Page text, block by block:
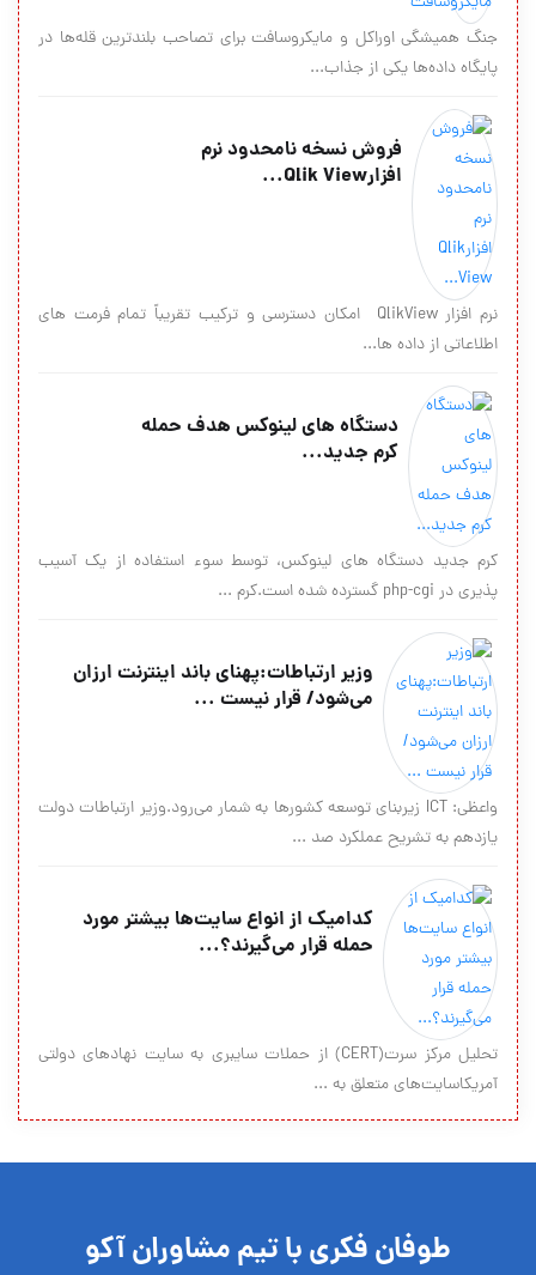
جنگ همیشگی اوراکل و مایکروسافت برای تصاحب بلندترین قله‌ها در
پایگاه داده‌ها یکی از جذاب...
فروش نسخه نامحدود نرم
افزارQlik View...
نرم افزار QlikView امکان دسترسی و ترکیب تقریباً تمام فرمت های
اطلاعاتی از داده ها...
دستگاه های لینوكس هدف حمله
كرم جدید...
كرم جدید دستگاه های لینوكس، توسط سوء استفاده از یك آسیب
پذیری در php-cgi گسترده شده است.كرم ...
وزیر ارتباطات:پهنای باند اینترنت ارزان
می‌شود/ قرار نیست ...
واعظی: ICT زیربنای توسعه کشورها به شمار می‌رود.وزیر ارتباطات دولت
یازدهم به تشریح عملکرد صد ...
کدامیک از انواع سایت‌ها بیشتر مورد
حمله قرار می‌گیرند؟...
تحلیل مرکز سرت(CERT) از حملات سایبری به سایت نهادهای دولتی
آمریکاسایت‌های متعلق به ...
طوفان فکری با تیم مشاوران آکو